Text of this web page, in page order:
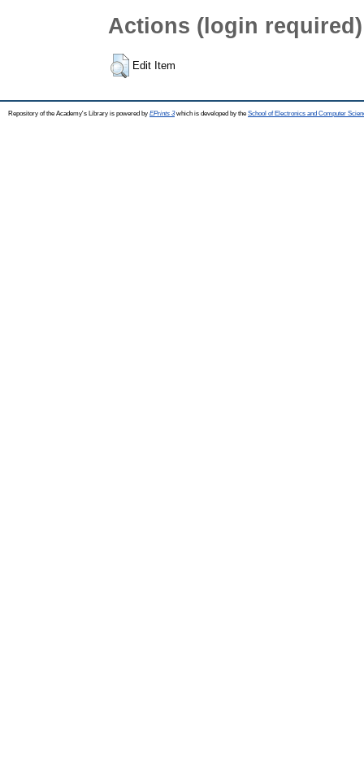
Actions (login required)
Edit Item
Repository of the Academy's Library is powered by EPrints 3which is developed by the School of Electronics and Computer